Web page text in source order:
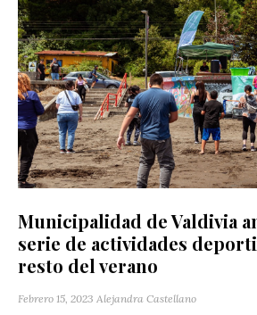
Municipalidad de Valdivia
serie de actividades
resto del verano
Febrero 15, 2023 Alejandra Castellano